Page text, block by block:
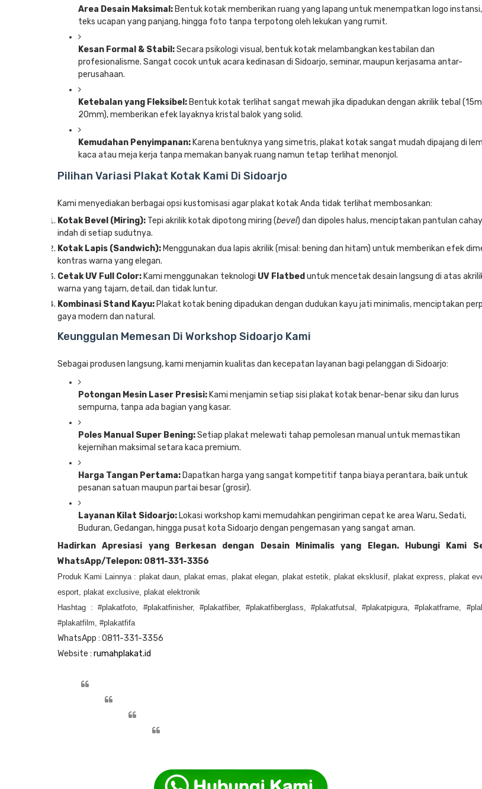
Area Desain Maksimal: Bentuk kotak memberikan ruang yang lapang untuk menempatkan logo instansi,
teks ucapan yang panjang, hingga foto tanpa terpotong oleh lekukan yang rumit.
Kesan Formal & Stabil:Secara psikologi visual, bentuk kotak melambangkan kestabilan dan
profesionalisme. Sangat cocok untuk acara kedinasan di Sidoarjo, seminar, maupun kerjasama antar-
perusahaan.
Ketebalan yang Fleksibel: Bentuk kotak terlihat sangat mewah jika dipadukan dengan akrilik tebal
20mm), memberikan efek layaknya kristal balok yang solid.
Kemudahan Penyimpanan: Karena bentuknya yang simetris, plakat kotak sangat mudah dipajang di
kaca atau meja kerja tanpa memakan banyak ruang namun tetap terlihat menonjol.
Pilihan Variasi Plakat Kotak Kami Di Sidoarjo
Kami menyediakan berbagai opsi kustomisasi agar plakat kotak Anda tidak terlihat membosankan:
Kotak Bevel (Miring): Tepi akrilik kotak dipotong miring (bevel) dan dipoles halus, menciptakan pantulan
indah di setiap sudutnya.
Kotak Lapis (Sandwich): Menggunakan dua lapis akrilik (misal: bening dan hitam) untuk memberikan efek
kontras warna yang elegan.
Cetak UV Full Color: Kami menggunakan teknologi UV Flatbed untuk mencetak desain langsung di atas
warna yang tajam, detail, dan tidak luntur.
Kombinasi Stand Kayu: Plakat kotak bening dipadukan dengan dudukan kayu jati minimalis, menciptakan
gaya modern dan natural.
Keunggulan Memesan Di Workshop Sidoarjo Kami
Sebagai produsen langsung, kami menjamin kualitas dan kecepatan layanan bagi pelanggan di Sidoarjo:
Potongan Mesin Laser Presisi: Kami menjamin setiap sisi plakat kotak benar-benar siku dan lurus
sempurna, tanpa ada bagian yang kasar.
Poles Manual Super Bening:Setiap plakat melewati tahap pemolesan manual untuk memastikan
kejernihan maksimal setara kaca premium.
Harga Tangan Pertama: Dapatkan harga yang sangat kompetitif tanpa biaya perantara, baik untuk
pesanan satuan maupun partai besar (grosir).
Layanan Kilat Sidoarjo: Lokasi workshop kami memudahkan pengiriman cepat ke area Waru, Sedati,
Buduran, Gedangan, hingga pusat kota Sidoarjo dengan pengemasan yang sangat aman.
Hadirkan Apresiasi yang Berkesan dengan Desain Minimalis yang Elegan. Hubungi Kami
WhatsApp/Telepon: 0811-331-3356
Produk Kami Lainnya : plakat daun, plakat emas, plakat elegan, plakat estetik, plakat eksklusif, plakat express, plakat
esport, plakat exclusive, plakat elektronik
Hashtag : #plakatfoto, #plakatfinisher, #plakatfiber, #plakatfiberglass, #plakatfutsal, #plakatpigura, #plakatframe,
#plakatfilm, #plakatfifa
WhatsApp : 0811-331-3356
Website : rumahplakat.id